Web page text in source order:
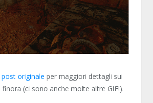
post originale per maggiori dettagli sui
finora (ci sono anche molte altre GIF!).